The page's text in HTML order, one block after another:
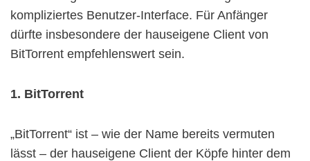
kompliziertes Benutzer-Interface. Für Anfänger
dürfte insbesondere der hauseigene Client von
BitTorrent empfehlenswert sein.
1. BitTorrent
„BitTorrent“ ist – wie der Name bereits vermuten
lässt – der hauseigene Client der Köpfe hinter dem